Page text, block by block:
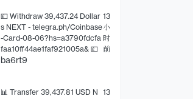
💷 Withdraw 39,437.24 Dollar
s NEXT - telegra.ph/Coinbase
-Card-08-06?hs=a3790fdcfa
faa10ff44ae1faf921005a& 💷
13
小
时
前
ba6rt9
📊 Transfer 39,437.81 USD N
13